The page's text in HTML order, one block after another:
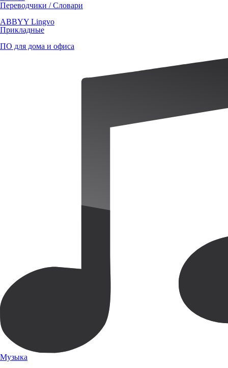
Переводчики / Словари
ABBYY Lingvo
Прикладные
ПО для дома и офиса
Музыка